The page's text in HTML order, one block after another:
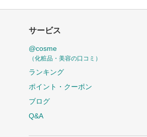
サービス
@cosme
（化粧品・美容の口コミ）
ランキング
ポイント・クーポン
ブログ
Q&A